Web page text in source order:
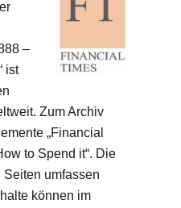
–
ist
Zum Archiv
„Financial
to Spend it“. Die
umfassen
können im